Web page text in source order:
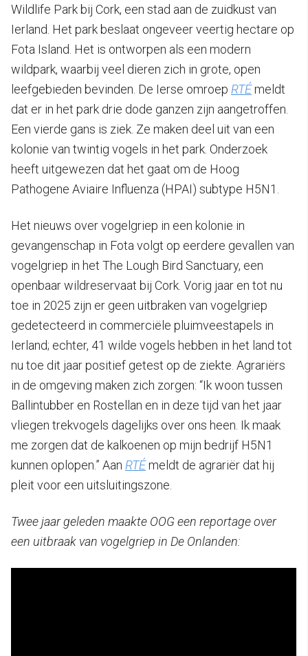
Wildlife Park bij Cork, een stad aan de zuidkust van
Ierland. Het park beslaat ongeveer veertig hectare op
Fota Island. Het is ontworpen als een modern
wildpark, waarbij veel dieren zich in grote, open
leefgebieden bevinden. De Ierse omroep RTÉmeldt
dat er in het park drie dode ganzen zijn aangetroffen.
Een vierde gans is ziek. Ze maken deel uit van een
kolonie van twintig vogels in het park. Onderzoek
heeft uitgewezen dat het gaat om de Hoog
Pathogene Aviaire Influenza (HPAI) subtype H5N1.
Het nieuws over vogelgriep in een kolonie in
gevangenschap in Fota volgt op eerdere gevallen van
vogelgriep in het The Lough Bird Sanctuary, een
openbaar wildreservaat bij Cork. Vorig jaar en tot nu
toe in 2025 zijn er geen uitbraken van vogelgriep
gedetecteerd in commerciële pluimveestapels in
Ierland; echter, 41 wilde vogels hebben in het land tot
nu toe dit jaar positief getest op de ziekte. Agrariërs
in de omgeving maken zich zorgen: “Ik woon tussen
Ballintubber en Rostellan en in deze tijd van het jaar
vliegen trekvogels dagelijks over ons heen. Ik maak
me zorgen dat de kalkoenen op mijn bedrijf H5N1
kunnen oplopen.” Aan RTÉmeldt de agrariër dat hij
pleit voor een uitsluitingszone.
Twee jaar geleden maakte OOG een reportage over
een uitbraak van vogelgriep in De Onlanden: